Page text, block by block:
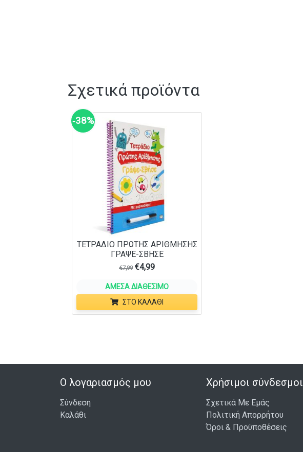
Σχετικά προϊόντα
‑38%
ΤΕΤΡΑΔΙΟ ΠΡΩΤΗΣ ΑΡΙΘΜΗΣΗΣ
ΓΡΑΨΕ-ΣΒΗΣΕ
€7,99 €4,99
ΆΜΕΣΑ ΔΙΑΘΈΣΙΜΟ
ΣΤΟ ΚΑΛΆΘΙ
Ο λογαριασμός μου
Σύνδεση
Καλάθι
Χρήσιμοι σύνδεσμοι
Σχετικά Με Εμάς
Πολιτική Απορρήτου
Όροι & Προϋποθέσεις